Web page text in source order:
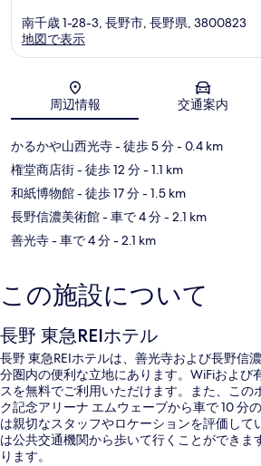
地図
南千歳 1-28-3, 長野市, 長野県, 3800823
地図で表示
周辺情報 交通案内
かるかや山西光寺- 徒歩 5 分- 0.4 km
権堂商店街- 徒歩 12 分- 1.1 km
和紙博物館- 徒歩 17 分- 1.5 km
長野信濃美術館- 車で 4 分- 2.1 km
善光寺- 車で 4 分- 2.1 km
この施設について
長野 東急REIホテル
長野 東急REIホテルは、善光寺および長野信
分圏内の便利な立地にあります。WiFiおよび
スを無料でご利用いただけます。また、この
ク記念アリーナ エムウェーブから車で 10 分
は親切なスタッフやロケーションを評価して
は公共交通機関から歩いて行くことができま
ります。